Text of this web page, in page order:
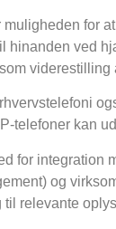
for
hinanden ved
telefoner kan
for
og
relevante